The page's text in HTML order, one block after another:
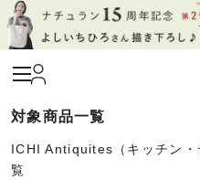
ICHI Antiquites（キッチン・
覧